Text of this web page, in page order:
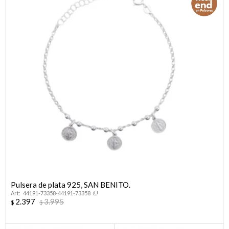
Pulsera de plata 925, SAN BENITO.
44191-73358-44191-73358
$ 2.397 $3.995